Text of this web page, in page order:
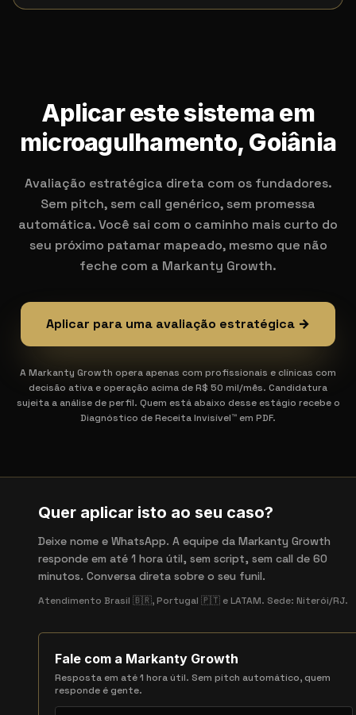
Aplicar este sistema em
microagulhamento, Goiânia
Avaliação estratégica direta com os fundadores.
Sem pitch, sem call genérico, sem promessa
automática. Você sai com o caminho mais curto do
seu próximo patamar mapeado, mesmo que não
feche com a Markanty Growth.
Aplicar para uma avaliação estratégica →
A Markanty Growth opera apenas com profissionais e clínicas com
decisão ativa e operação acima de R$ 50 mil/mês. Candidatura
sujeita a análise de perfil. Quem está abaixo desse estágio recebe o
Diagnóstico de Receita Invisível™ em PDF.
Quer aplicar isto ao seu caso?
Deixe nome e WhatsApp. A equipe da Markanty Growth
responde em até 1 hora útil, sem script, sem call de 60
minutos. Conversa direta sobre o seu funil.
Atendimento Brasil 🇧🇷, Portugal 🇵🇹 e LATAM. Sede: Niterói/RJ.
Fale com a Markanty Growth
Resposta em até 1 hora útil. Sem pitch automático, quem
responde é gente.